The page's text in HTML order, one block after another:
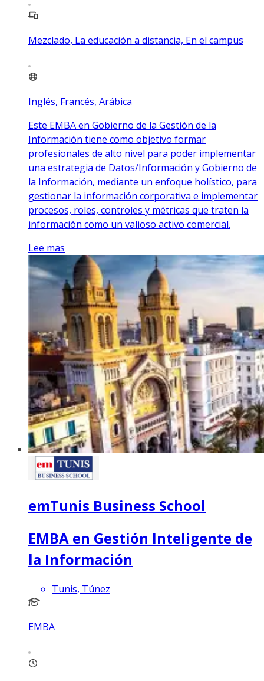
Mezclado, La educación a distancia, En el campus
Inglés, Francés, Arábica
Este EMBA en Gobierno de la Gestión de la
Información tiene como objetivo formar
profesionales de alto nivel para poder implementar
una estrategia de Datos/Información y Gobierno de
la Información, mediante un enfoque holístico, para
gestionar la información corporativa e implementar
procesos, roles, controles y métricas que traten la
información como un valioso activo comercial.
Lee mas
emTunis Business School
EMBA en Gestión Inteligente de
la Información
Tunis, Túnez
EMBA